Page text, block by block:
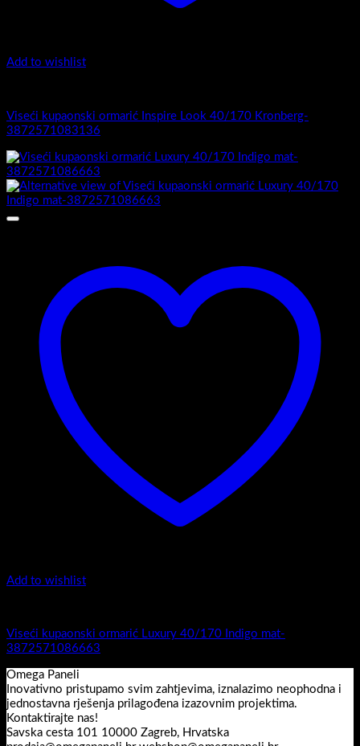
Add to wishlist
Viseći kupaonski ormarić Inspire Look 40/170 Kronberg-
3872571083136
Add to wishlist
Viseći kupaonski ormarić Luxury 40/170 Indigo mat-
3872571086663
Omega Paneli
Inovativno pristupamo svim zahtjevima, iznalazimo neophodna i
jednostavna rješenja prilagođena izazovnim projektima.
Kontaktirajte nas!
Savska cesta 101 10000 Zagreb, Hrvatska